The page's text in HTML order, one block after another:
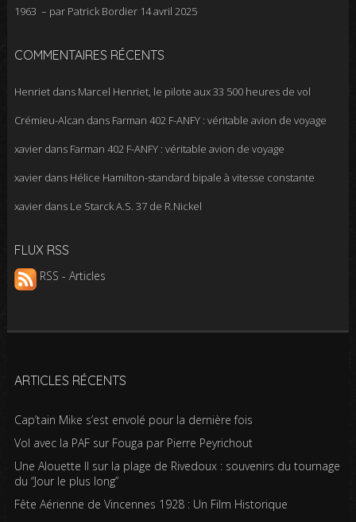
1963 – par Patrick Bordier 14 avril 2025
COMMENTAIRES RÉCENTS
Henrietdans Marcel Henriet, le pilote aux 33 500 heures de vol
Crémieu-Alcan dans Farman 402 F-ANFY : véritable avion de voyage
xavierdans Farman 402 F-ANFY : véritable avion de voyage
xavierdans Hélice Hamilton-standard bipale à vitesse constante
xavierdans Le Starck A.S. 37 de R.Nickel
FLUX RSS
RSS - Articles
ARTICLES RÉCENTS
Cap’tain Mike s’est envolé pour la dernière fois
Vol avec la PAF sur Fouga par Pierre Peyrichout
Une Alouette II sur la plage de Rivedoux : souvenirs du tournage
du “Jour le plus long”
Fête Aérienne de Vincennes 1928 : Un Film Historique